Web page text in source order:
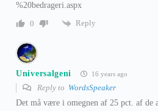
%20bedrageri.aspx
0
Reply
Universalgeni 16 years ago
Reply to WordsSpeaker
Det må være i omegnen af 25 pct. af de